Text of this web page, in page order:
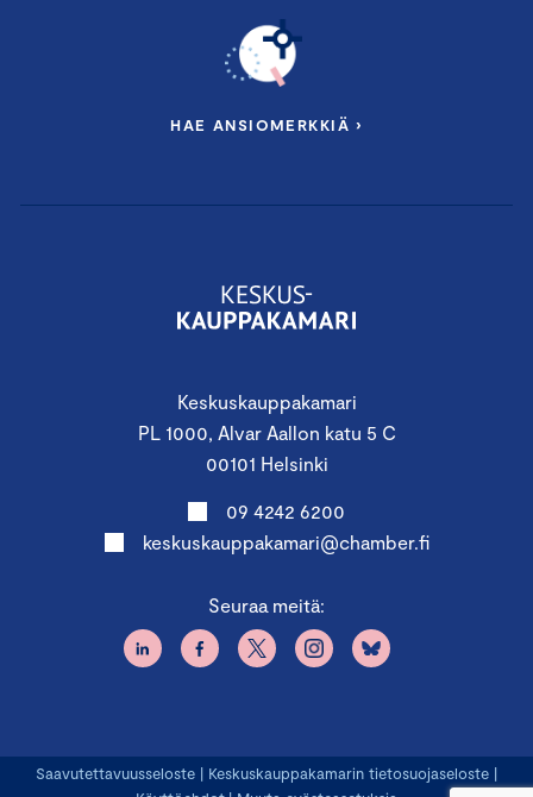
Keskuskauppakamari
PL 1000, Alvar Aallon katu 5 C
00101 Helsinki
09 4242 6200
keskuskauppakamari@chamber.fi
Seuraa meitä:
HAE ANSIOMERKKIÄ ›
Saavutettavuusseloste | Keskuskauppakamarin tietosuojaseloste |